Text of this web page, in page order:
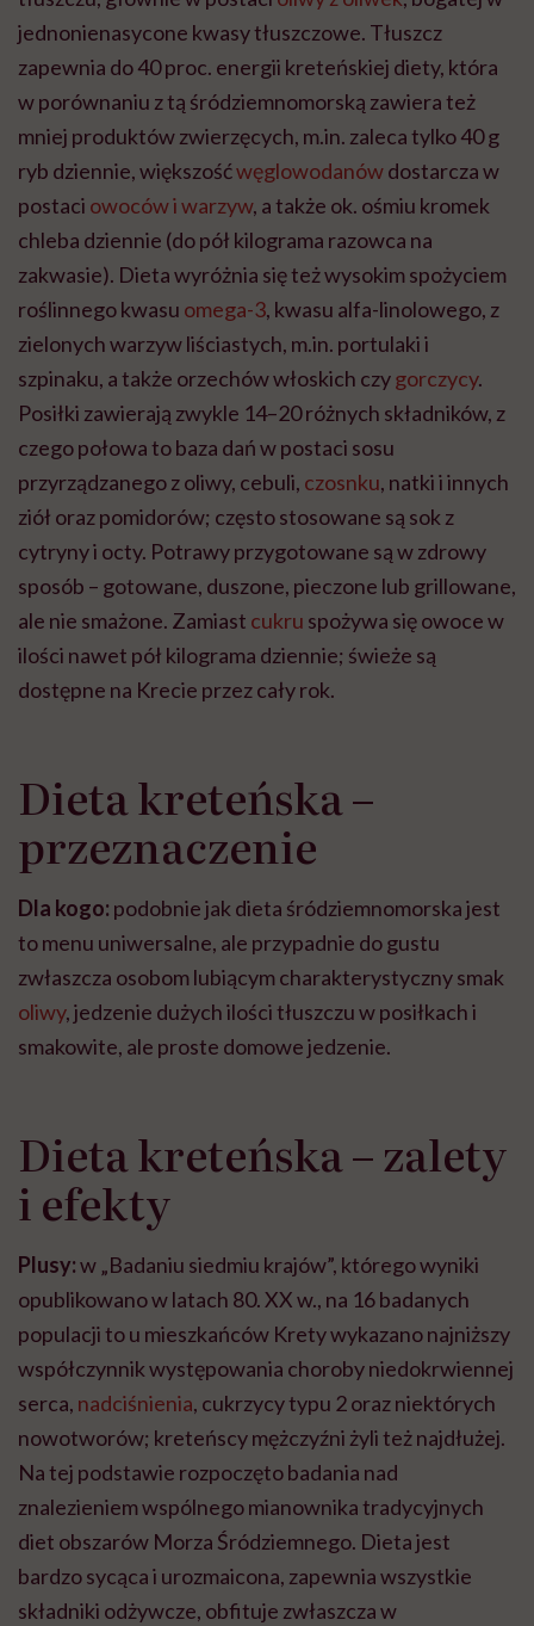
jednonienasycone kwasy tłuszczowe. Tłuszcz
zapewnia do 40 proc. energii kreteńskiej diety, która
w porównaniu z tą śródziemnomorską zawiera też
mniej produktów zwierzęcych, m.in. zaleca tylko 40 g
ryb dziennie, większośćwęglowodanówdostarcza w
postaci owoców i warzyw, a także ok. ośmiu kromek
chleba dziennie (do pół kilograma razowca na
zakwasie). Dieta wyróżnia się też wysokim spożyciem
roślinnego kwasu omega-3, kwasu alfa-linolowego, z
zielonych warzyw liściastych, m.in. portulaki i
szpinaku, a także orzechów włoskich czygorczycy.
Posiłki zawierają zwykle 14–20 różnych składników, z
czego połowa to baza dań w postaci sosu
przyrządzanego z oliwy, cebuli, czosnku, natki i innych
ziół oraz pomidorów; często stosowane są sok z
cytryny i octy. Potrawy przygotowane są w zdrowy
sposób – gotowane, duszone, pieczone lub grillowane,
ale nie smażone. Zamiast cukru spożywa się owoce w
ilości nawet pół kilograma dziennie; świeże są
dostępne na Krecie przez cały rok.
Dieta kreteńska –
przeznaczenie
Dla kogo: podobnie jak dieta śródziemnomorska jest
to menu uniwersalne, ale przypadnie do gustu
zwłaszcza osobom lubiącym charakterystyczny smak
oliwy, jedzenie dużych ilości tłuszczu w posiłkach i
smakowite, ale proste domowe jedzenie.
Dieta kreteńska – zalety
i efekty
Plusy:w „Badaniu siedmiu krajów”, którego wyniki
opublikowano w latach 80. XX w., na 16 badanych
populacji to u mieszkańców Krety wykazano najniższy
współczynnik występowania choroby niedokrwiennej
serca, nadciśnienia, cukrzycy typu 2 oraz niektórych
nowotworów; kreteńscy mężczyźni żyli też najdłużej.
Na tej podstawie rozpoczęto badania nad
znalezieniem wspólnego mianownika tradycyjnych
diet obszarów Morza Śródziemnego. Dieta jest
bardzo sycąca i urozmaicona, zapewnia wszystkie
składniki odżywcze, obfituje zwłaszcza w